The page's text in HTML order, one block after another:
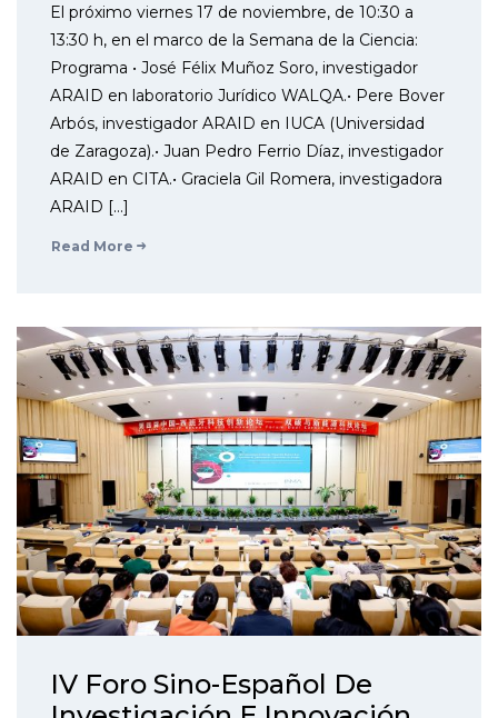
El próximo viernes 17 de noviembre, de 10:30 a
13:30 h, en el marco de la Semana de la Ciencia:
Programa • José Félix Muñoz Soro, investigador
ARAID en laboratorio Jurídico WALQA.• Pere Bover
Arbós, investigador ARAID en IUCA (Universidad
de Zaragoza).• Juan Pedro Ferrio Díaz, investigador
ARAID en CITA.• Graciela Gil Romera, investigadora
ARAID […]
Read More
IV Foro Sino-Español De